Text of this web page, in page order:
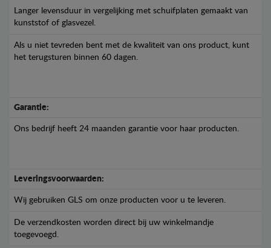
Langer levensduur in vergelijking met schuifplaten gemaakt van
kunststof of glasvezel.
Als u niet tevreden bent met de kwaliteit van ons product, kunt
het terugsturen binnen 60 dagen.
Garantie:
Ons bedrijf heeft 24 maanden garantie voor haar producten.
Leveringsvoorwaarden:
Wij gebruiken GLS om onze producten voor u te leveren.
De verzendkosten worden direct bij uw winkelmandje
toegevoegd.